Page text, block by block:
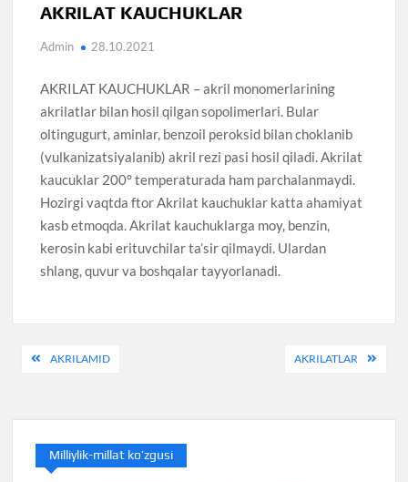
AKRILAT KAUCHUKLAR
Admin 28.10.2021
AKRILAT KAUCHUKLAR – akril monomerlarining
akrilatlar bilan hosil qilgan sopolimerlari. Bular
oltingugurt, aminlar, benzoil peroksid bilan choklanib
(vulkanizatsiyalanib) akril rezi pasi hosil qiladi. Akrilat
kaucuklar 200° temperaturada ham parchalanmaydi.
Hozirgi vaqtda ftor Akrilat kauchuklar katta ahamiyat
kasb etmoqda. Akrilat kauchuklarga moy, benzin,
kerosin kabi erituvchilar ta’sir qilmaydi. Ulardan
shlang, quvur va boshqalar tayyorlanadi.
PostAKRILAMID AKRILATLAR
Milliylik-millat ko’zgusi